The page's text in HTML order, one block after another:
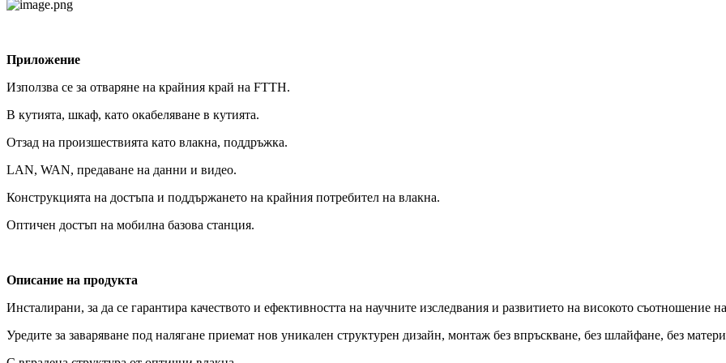
Приложение
Използва се за отваряне на крайния край на FTTH.
В кутията, шкаф, като окабеляване в кутията.
Отзад на произшествията като влакна, поддръжка.
LAN, WAN, предаване на данни и видео.
Конструкцията на достъпа и поддържането на крайния потребител на влакна.
Оптичен достъп на мобилна базова станция.
Описание на продукта
Инсталирани, за да се гарантира качеството и ефективността на научните изследвания и развитието на високото съотношение
Уредите за заваряване под налягане приемат нов уникален структурен дизайн, монтаж без впръскване, без шлайфане, без